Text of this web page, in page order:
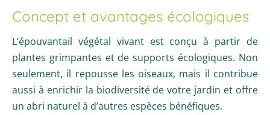
Concept et avantages écologiques
L’épouvantail végétal vivant est conçu à partir de
plantes grimpantes et de supports écologiques. Non
seulement, il repousse les oiseaux, mais il contribue
aussi à enrichir la biodiversité de votre jardin et offre
un abri naturel à d’autres espèces bénéfiques.